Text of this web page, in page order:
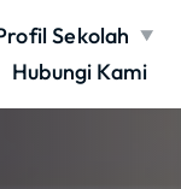
Sekolah
Hubungi Kami